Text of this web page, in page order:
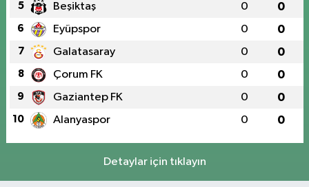
5 Beşiktaş 0 0
6 Eyüpspor 0 0
7 Galatasaray 0 0
8 Çorum FK 0 0
9 Gaziantep FK 0 0
10 Alanyaspor 0 0
Detaylar için tıklayın